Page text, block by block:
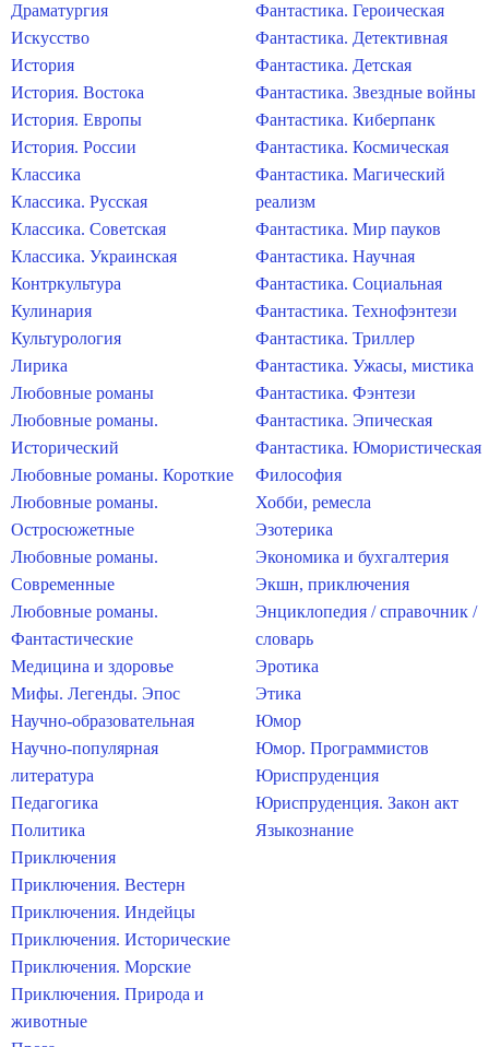
Драматургия
Искусство
История
История. Востока
История. Европы
История. России
Классика
Классика. Русская
Классика. Советская
Классика. Украинская
Контркультура
Кулинария
Культурология
Лирика
Любовные романы
Любовные романы.
Исторический
Любовные романы. Короткие
Любовные романы.
Остросюжетные
Любовные романы.
Современные
Любовные романы.
Фантастические
Медицина и здоровье
Мифы. Легенды. Эпос
Научно-образовательная
Научно-популярная
литература
Педагогика
Политика
Приключения
Приключения. Вестерн
Приключения. Индейцы
Приключения. Исторические
Приключения. Морские
Приключения. Природа и
животные
Фантастика. Героическая
Фантастика. Детективная
Фантастика. Детская
Фантастика. Звездные войны
Фантастика. Киберпанк
Фантастика. Космическая
Фантастика. Магический
реализм
Фантастика. Мир пауков
Фантастика. Научная
Фантастика. Социальная
Фантастика. Технофэнтези
Фантастика. Триллер
Фантастика. Ужасы, мистика
Фантастика. Фэнтези
Фантастика. Эпическая
Фантастика. Юмористическая
Философия
Хобби, ремесла
Эзотерика
Экономика и бухгалтерия
Экшн, приключения
Энциклопедия / справочник /
словарь
Эротика
Этика
Юмор
Юмор. Программистов
Юриспруденция
Юриспруденция. Закон акт
Языкознание